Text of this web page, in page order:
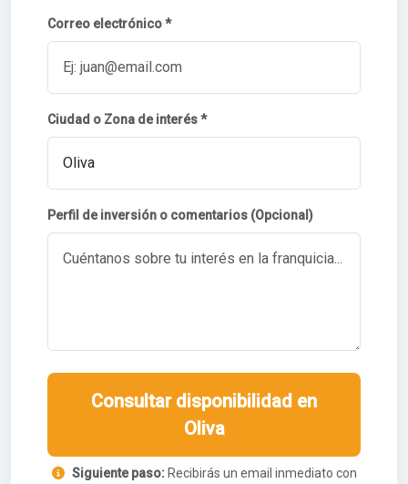
Correo electrónico *
Ciudad o Zona de interés *
Perfil de inversión o comentarios (Opcional)
Consultar disponibilidad en
Oliva
Siguiente paso:Recibirás un email inmediato con